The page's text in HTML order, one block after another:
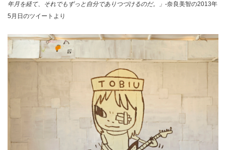
年月を経て、それでもずっと自分でありつづけるのだ。」 -奈良美智の2013年
5月日のツイートより